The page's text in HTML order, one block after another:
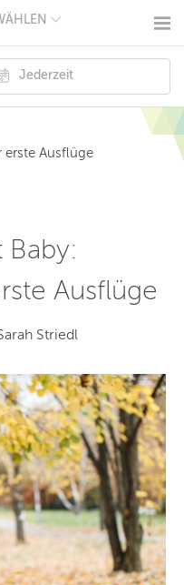
erste Ausflüge
Ausflüge
Striedl